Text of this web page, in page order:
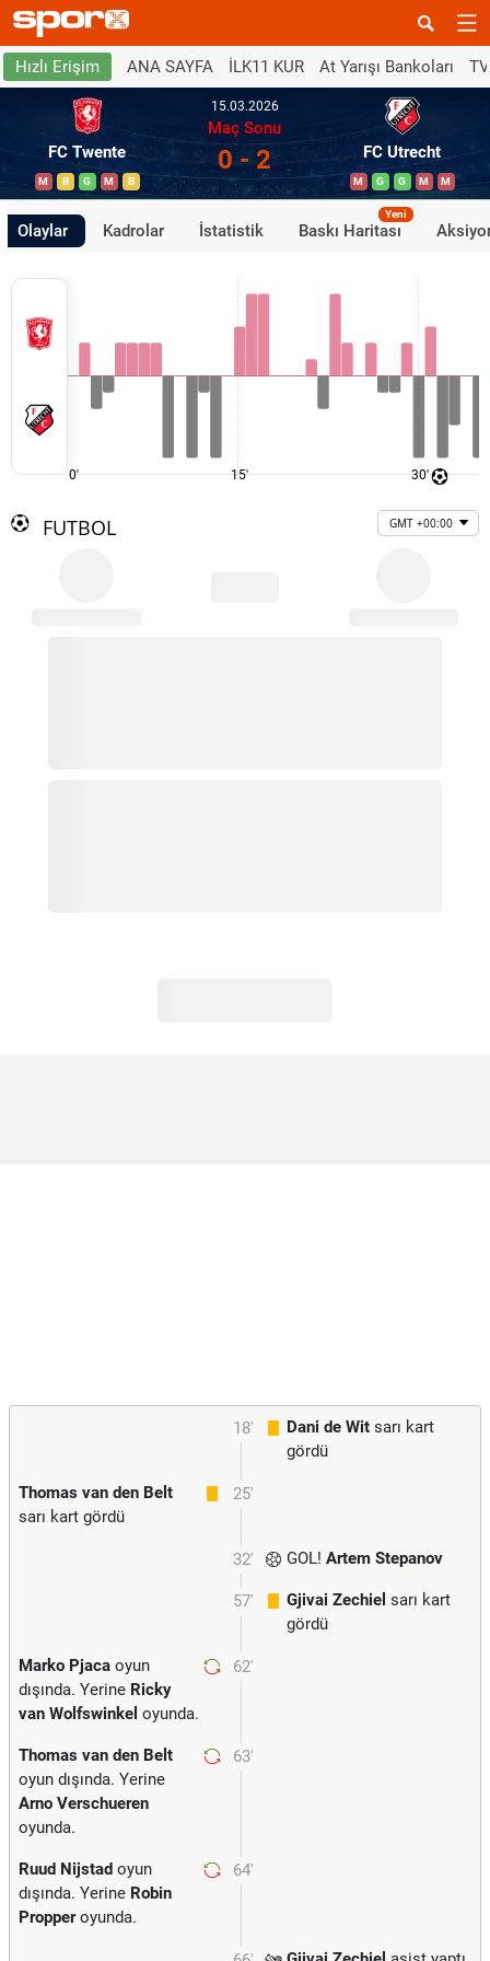
Hızlı Erişim ANA SAYFA İLK11 KUR At Yarışı Bankoları
FC Twente
M B G M B
15.03.2026
Maç Sonu
0 - 2 FC Utrecht
M G G M M
Olaylar Kadrolar İstatistik Baskı Haritası
Yeni
0' 15' 30'
FUTBOL GMT +00:00
18' Dani de Wit sarı kart
gördü
25'
Thomas van den Belt
sarı kart gördü
32' GOL! Artem Stepanov
57' Gjivai Zechiel sarı kart
gördü
62'
Marko Pjaca oyun
dışında. Yerine Ricky
van Wolfswinkel oyunda.
63'
Thomas van den Belt
oyun dışında. Yerine
Arno Verschueren
oyunda.
64'
Ruud Nijstad oyun
dışında. Yerine Robin
Propperoyunda.